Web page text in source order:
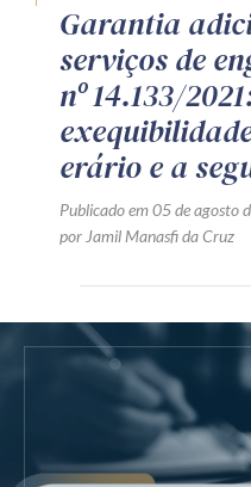
Garantia
serviços de
nº 14.133/
erário e a
Publicado em 05 de agosto
por Jamil Manasfi da Cruz